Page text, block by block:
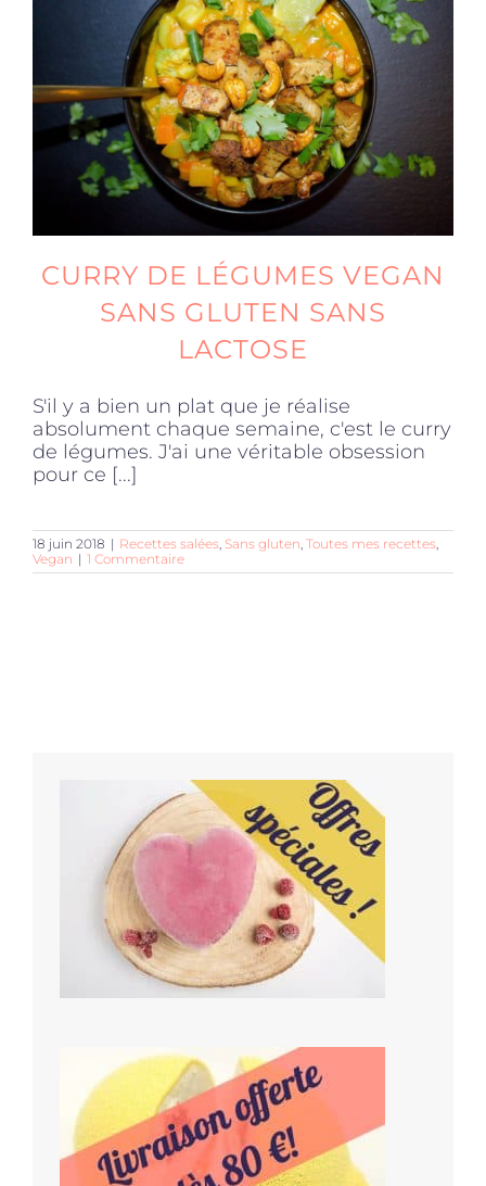
CURRY DE LÉGUMES VEGAN
SANS GLUTEN SANS
LACTOSE
S'il y a bien un plat que je réalise
absolument chaque semaine, c'est le curry
de légumes. J'ai une véritable obsession
pour ce [...]
18 juin 2018 | Recettes salées, Sans gluten, Toutes mes recettes,
Vegan | 1 Commentaire